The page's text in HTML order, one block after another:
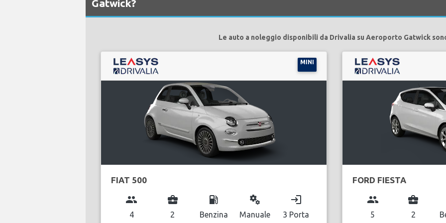
Gatwick?
Le auto a noleggio disponibili da Drivalia su Aeroporto Gatwick
MINI
FIAT 500
group
4
business_center
2
local_gas_station
Benzina
miscellaneous_services
Manuale
login
3 Porta
FORD FIESTA
group
5
business_center
2